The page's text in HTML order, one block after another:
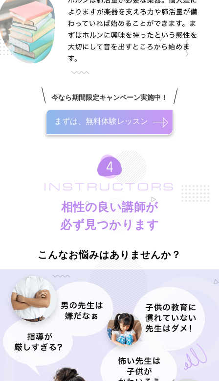
今なら期間限定キャンペーン実施中！
まずは、無料体験レッスン
INSTRUCTORS
相性の良い講師が
必ず見つかります
こんなお悩みはありませんか？